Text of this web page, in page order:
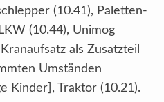
(10.41), Paletten-
(10.44), Unimog
als Zusatzteil
Umständen
Kinder], Traktor (10.21).